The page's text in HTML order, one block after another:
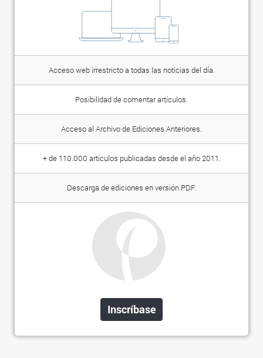
Acceso web irrestricto a todas las noticias del día.
Posibilidad de comentar artículos.
Acceso al Archivo de Ediciones Anteriores.
+ de 110.000 artículos publicadas desde el año 2011.
Descarga de ediciones en versión PDF.
Inscríbase